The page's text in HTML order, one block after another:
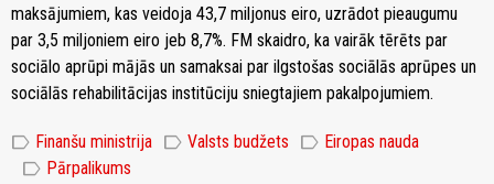
maksājumiem, kas veidoja 43,7 miljonus eiro, uzrādot pieaugumu
par 3,5 miljoniem eiro jeb 8,7%. FM skaidro, ka vairāk tērēts par
sociālo aprūpi mājās un samaksai par ilgstošas sociālās aprūpes un
sociālās rehabilitācijas institūciju sniegtajiem pakalpojumiem.
label Finanšu ministrija label Valsts budžets label Eiropas nauda
label Pārpalikums